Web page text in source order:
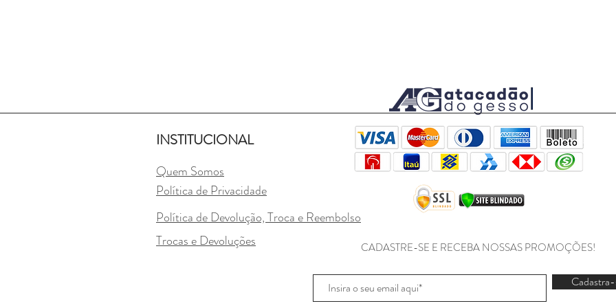
CADASTRE-SE E RECEBA NOSSAS PROMOÇÕES!
INSTITUCIONAL
Quem Somos
Política de Privacidade
Política de Devolução, Troca e Reembolso
Trocas e Devoluções